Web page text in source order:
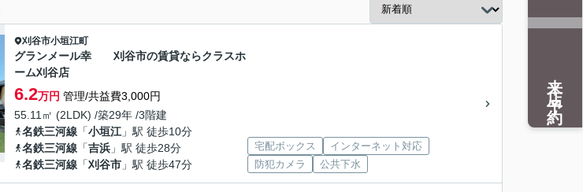
刈谷市小垣江町
グランメール幸 刈谷市の賃貸ならクラスホ
ーム刈谷店
6.2万円 管理/共益費3,000円
55.11㎡ (2LDK) /築29年 /3階建
名鉄三河線 「小垣江 」駅 徒歩10分
名鉄三河線 「吉浜 」駅 徒歩28分
名鉄三河線 「刈谷市 」駅 徒歩47分
宅配ボックス
インターネット対応
防犯カメラ
公共下水
来店予約